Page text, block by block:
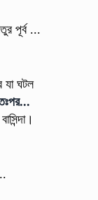
পূর্ব ...